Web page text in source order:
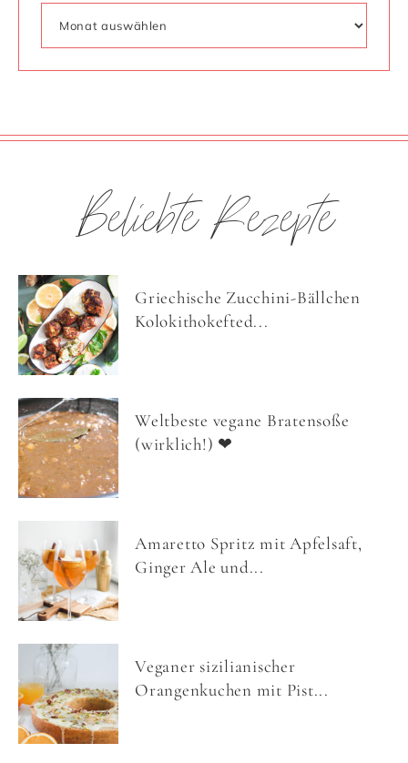
Beliebte Rezepte
Griechische Zucchini-Bällchen
Kolokithokefted...
Weltbeste vegane Bratensoße
(wirklich!) ❤
Amaretto Spritz mit Apfelsaft,
Ginger Ale und...
Veganer sizilianischer
Orangenkuchen mit Pist...